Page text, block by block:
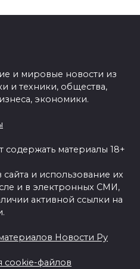
и мировые новости из
и техники, общества,
экономики.
материалы 18+
и использование их
и в электронных СМИ,
активной ссылки на
Новости Ру
cookie-файлов